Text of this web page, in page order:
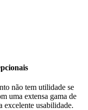
não tem utilidade se
uma extensa gama de
excelente usabilidade.